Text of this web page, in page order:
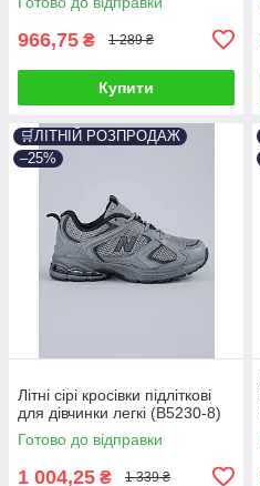
966,75 ₴ 1 289 ₴
Купити
🛒ЛІТНІЙ РОЗПРОДАЖ
–25%
Літні сірі кросівки підліткові
для дівчинки легкі (B5230-8)
Готово до відправки
1 004,25 ₴ 1 339 ₴